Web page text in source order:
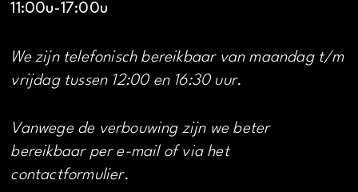
11:00u-17:00u
We zijn telefonisch bereikbaar van maandag t/m
vrijdag tussen 12:00 en 16:30 uur.
Vanwege de verbouwing zijn we beter
bereikbaar per e-mail of via het
contactformulier.